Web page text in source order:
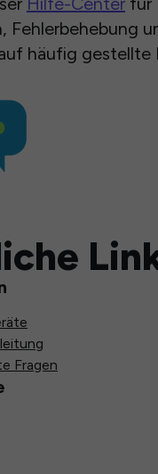
Fehlerbehebung
häufig gestellte
Fragen